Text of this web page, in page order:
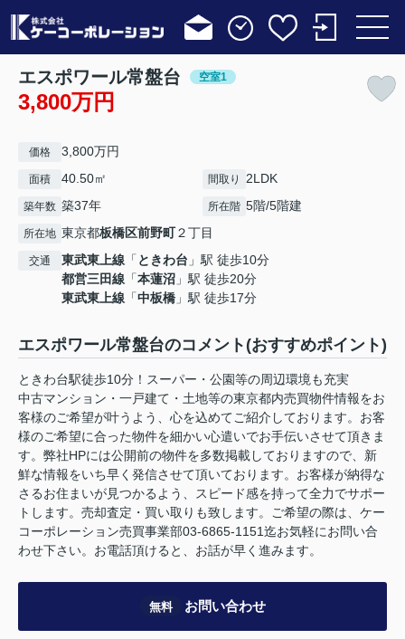
エスポワール常盤台 空室1
3,800万円
価格 3,800万円
面積 40.50㎡ 間取り 2LDK
築年数 築37年 所在階 5階/5階建
所在地 東京都板橋区前野町２丁目
交通 東武東上線 「 ときわ台 」駅 徒歩10分
都営三田線 「本蓮沼 」駅 徒歩20分
東武東上線 「中板橋 」駅 徒歩17分
エスポワール常盤台のコメント(おすすめポイント)
ときわ台駅徒歩10分！スーパー・公園等の周辺環境も充実
中古マンション・一戸建て・土地等の東京都内売買物件情報をお
客様のご希望が叶うよう、心を込めてご紹介しております。お客
様のご希望に合った物件を細かい心遣いでお手伝いさせて頂きま
す。弊社HPには公開前の物件を多数掲載しておりますので、新
鮮な情報をいち早く発信させて頂いております。お客様が納得な
さるお住まいが見つかるよう、スピード感を持って全力でサポー
トします。売却査定・買い取りも致します。ご希望の際は、ケー
コーポレーション売買事業部03-6865-1151迄お気軽にお問い合
わせ下さい。お電話頂けると、お話が早く進みます。
無料 お問い合わせ